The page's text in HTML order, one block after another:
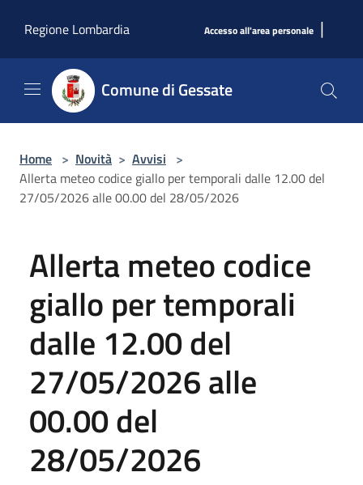
Regione Lombardia
Accesso all'area personale |
Comune di Gessate
Home > Novità > Avvisi >
Allerta meteo codice giallo per temporali dalle 12.00 del
27/05/2026 alle 00.00 del 28/05/2026
Allerta meteo codice
giallo per temporali
dalle 12.00 del
27/05/2026 alle
00.00 del
28/05/2026